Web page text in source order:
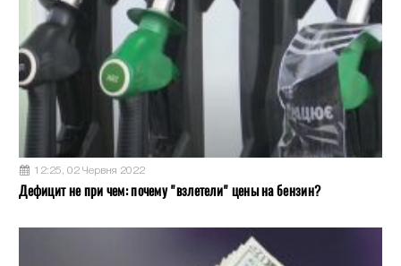
12:25, 02 Червня 2022
Дефицит не при чем: почему "взлетели" цены на бензин?